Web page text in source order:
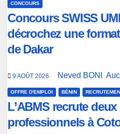
CONCOURS
Concours SWISS
décrochez une
de Dakar
9 AOÛT 2026 Neved BONI
OFFRE D'EMPLOI BÉNIN
L’ABMS recrute
professionnels à